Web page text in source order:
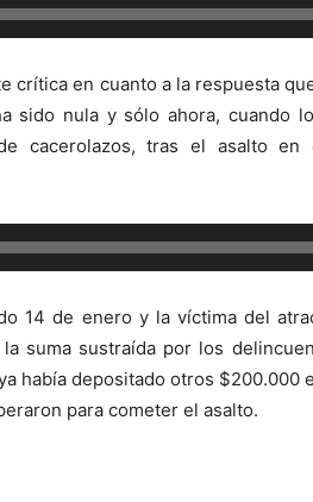
crítica en cuanto a la respuesta
sido nula y sólo ahora, cuando
cacerolazos, tras el asalto en
14 de enero y la víctima del
suma sustraída por los
había depositado otros $200.000
para cometer el asalto.